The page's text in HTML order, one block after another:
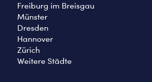
Freiburg im Breisgau
Münster
Dresden
Hannover
Zürich
Weitere Städte